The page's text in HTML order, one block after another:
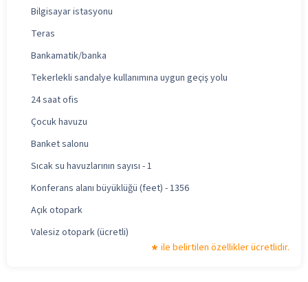
Bilgisayar istasyonu
Teras
Bankamatik/banka
Tekerlekli sandalye kullanımına uygun geçiş yolu
24 saat ofis
Çocuk havuzu
Banket salonu
Sıcak su havuzlarının sayısı - 1
Konferans alanı büyüklüğü (feet) - 1356
Açık otopark
Valesiz otopark (ücretli)
ile belirtilen özellikler ücretlidir.